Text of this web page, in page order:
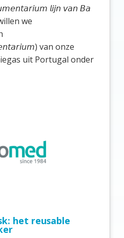
𝘭𝘪𝘫𝘯 𝘷𝘢𝘯 𝘉𝘢
we
van onze
uit Portugal onder
het reusable